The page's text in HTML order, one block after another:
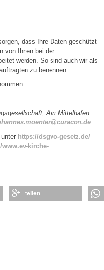
dass Ihre Daten geschützt
von Ihnen bei der
werden. So sind auch wir als
zu benennen.
Am Mittelhafen
https://dsgvo-gesetz.de/
www.ev-kirche-
teilen